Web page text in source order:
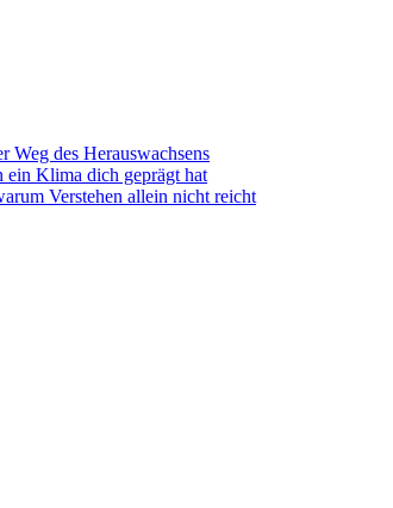
Weg des Herauswachsens
ein Klima dich geprägt hat
Verstehen allein nicht reicht